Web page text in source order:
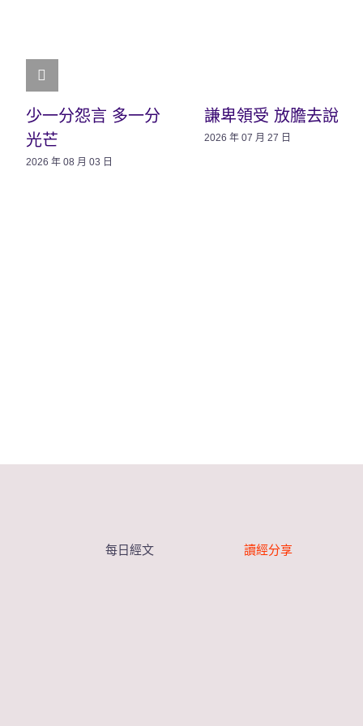
少一分怨言 多一分
光芒
2026 年 08 月 03 日
謙卑領受 放膽去說
2026 年 07 月 27 日
每日經文 讀經分享